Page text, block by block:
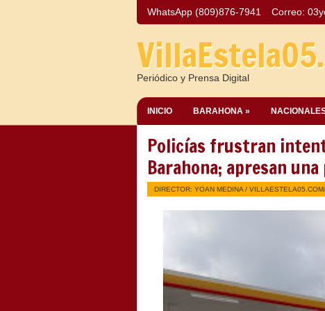
WhatsApp (809)876-7941 Correo:
Periódico y Prensa Digital
INICIO BARAHONA »
Policías frustran
Barahona; apresan
DIRECTOR: YOAN MEDINA / VILLAESTELA05.COM